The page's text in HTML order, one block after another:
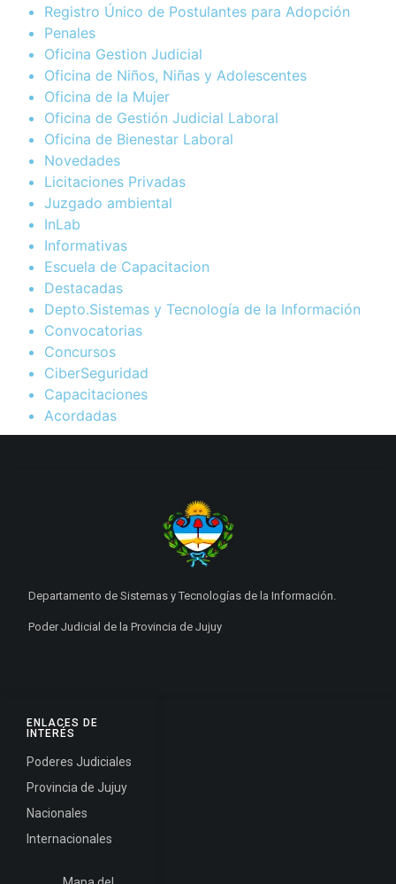
Registro Único de Postulantes para Adopción
Penales
Oficina Gestion Judicial
Oficina de Niños, Niñas y Adolescentes
Oficina de la Mujer
Oficina de Gestión Judicial Laboral
Oficina de Bienestar Laboral
Novedades
Licitaciones Privadas
Juzgado ambiental
InLab
Informativas
Escuela de Capacitacion
Destacadas
Depto.Sistemas y Tecnología de la Información
Convocatorias
Concursos
CiberSeguridad
Capacitaciones
Acordadas
ENLACES DE
INTERÉS
Poderes Judiciales
Provincia de Jujuy
Nacionales
Internacionales
Departamento de Sistemas y Tecnologías de la Información.
Poder Judicial de la Provincia de Jujuy